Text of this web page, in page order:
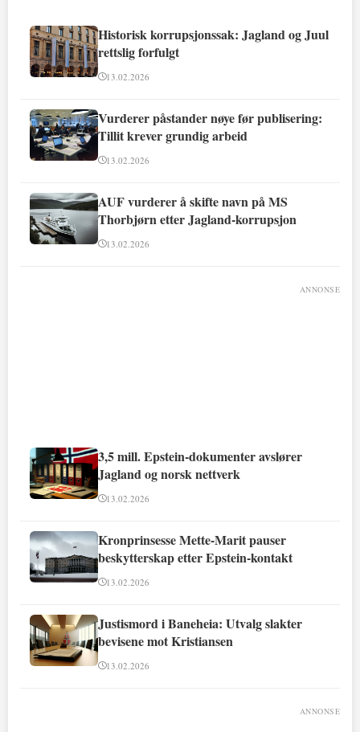
Historisk korrupsjonssak: Jagland og Juul
rettslig forfulgt
13.02.2026
Vurderer påstander nøye før publisering:
Tillit krever grundig arbeid
13.02.2026
AUF vurderer å skifte navn på MS
Thorbjørn etter Jagland-korrupsjon
13.02.2026
ANNONSE
3,5 mill. Epstein-dokumenter avslører
Jagland og norsk nettverk
13.02.2026
Kronprinsesse Mette-Marit pauser
beskytterskap etter Epstein-kontakt
13.02.2026
Justismord i Baneheia: Utvalg slakter
bevisene mot Kristiansen
13.02.2026
ANNONSE